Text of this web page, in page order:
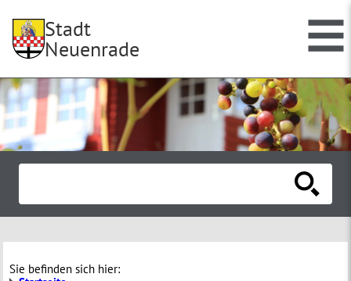
Stadt
Neuenrade
Sie befinden sich hier: